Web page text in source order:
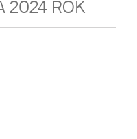
2024 ROK